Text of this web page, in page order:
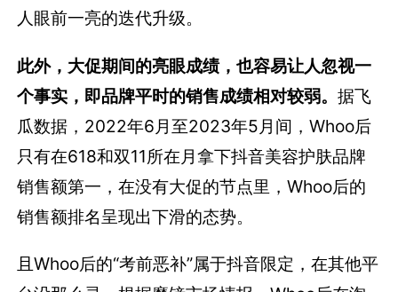
人眼前一亮的迭代升级。
此外，大促期间的亮眼成绩，也容易让人忽视一
个事实，即品牌平时的销售成绩相对较弱。据飞
瓜数据，2022年6月至2023年5月间，Whoo后
只有在618和双11所在月拿下抖音美容护肤品牌
销售额第一，在没有大促的节点里，Whoo后的
销售额排名呈现出下滑的态势。
且Whoo后的“考前恶补”属于抖音限定，在其他平